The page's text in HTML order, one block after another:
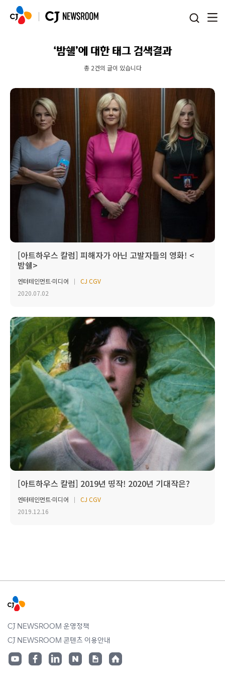
‘밤쉘’에 대한 태그 검색결과
총 2건의 글이 있습니다
[아트하우스 칼럼] 피해자가 아닌 고발자들의 영화! <
밤쉘>
엔터테인먼트·미디어
CJ CGV
2020.07.02
[아트하우스 칼럼] 2019년 띵작! 2020년 기대작은?
엔터테인먼트·미디어
CJ CGV
2019.12.16
CJ NEWSROOM 운영정책
CJ NEWSROOM 콘텐츠 이용안내